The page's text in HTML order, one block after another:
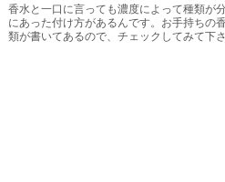
香水と一口に言っても濃度によって種類が
にあった付け方があるんです。お手持ちの
類が書いてあるので、チェックしてみて下さ